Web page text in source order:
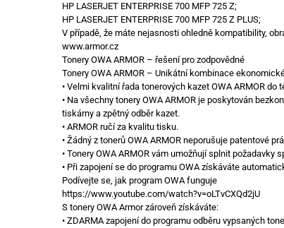
HP LASERJET ENTERPRISE 700 MFP 725 Z;
HP LASERJET ENTERPRISE 700 MFP 725 Z PLUS;
V případě, že máte nejasnosti ohledně kompatibility,
www.armor.cz
Tonery OWA ARMOR – řešení pro zodpovědné
Tonery OWA ARMOR – Unikátní kombinace
• Velmi kvalitní řada tonerových kazet OWA ARMOR do
• Na všechny tonery OWA ARMOR je poskytován
tiskárny a zpětný odběr kazet.
• ARMOR ručí za kvalitu tisku.
• Žádný z tonerů OWA ARMOR neporušuje patentové
• Tonery OWA ARMOR vám umožňují splnit
• Při zapojení se do programu OWA získáváte
Podívejte se, jak program OWA funguje
https://www.youtube.com/watch?v=oLTvCXQd2jU
S tonery OWA Armor zároveň získáváte:
• ZDARMA zapojení do programu odběru vypsaných